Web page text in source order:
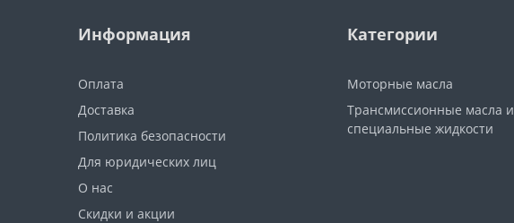
Информация
Оплата
Доставка
Политика безопасности
Для юридических лиц
О нас
Скидки и акции
Категории
Моторные масла
Трансмиссионные масла и
специальные жидкости